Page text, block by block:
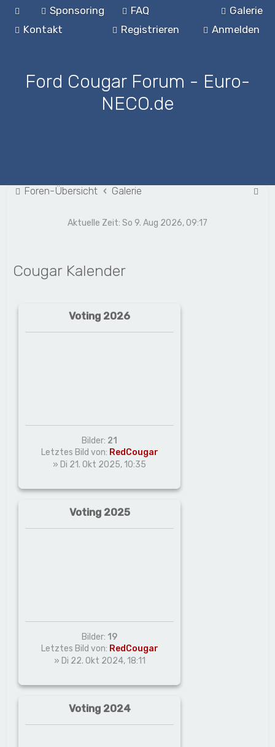
Galerie
Sponsoring
FAQ
Kontakt
Anmelden
Registrieren
Ford Cougar Forum - Euro-
NECO.de
Foren-Übersicht Galerie
Aktuelle Zeit: So 9. Aug 2026, 09:17
Cougar Kalender
Voting 2026
Bilder: 21
Letztes Bild von: RedCougar
» Di 21. Okt 2025, 10:35
Voting 2025
Bilder: 19
Letztes Bild von: RedCougar
» Di 22. Okt 2024, 18:11
Voting 2024